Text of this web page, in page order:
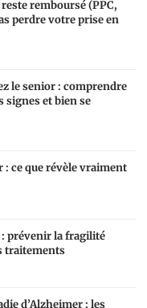
remboursé (PPC,
perdre votre prise en
le senior : comprendre
signes et bien se
: ce que révèle vraiment
: prévenir la fragilité
traitements
d’Alzheimer : les